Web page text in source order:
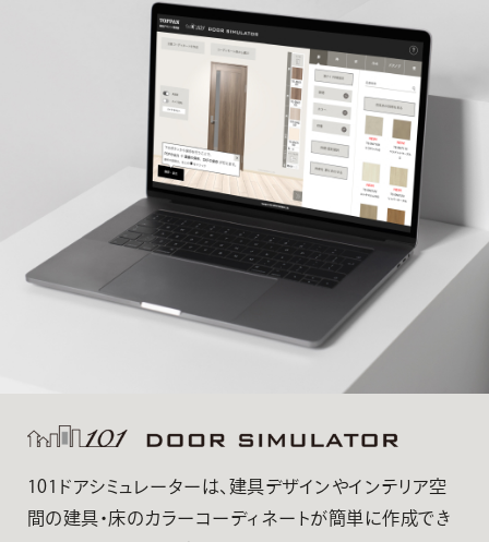
101ドアシミュレーターは、建具デザインやインテリア空
間の建具・床のカラーコーディネートが簡単に作成でき